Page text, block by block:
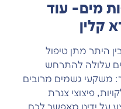
מים- עוד
קלין
היתר מתן טיפול
עלולה להתרחש
משקעי גשמים מרובים
פיצוצי צנרת